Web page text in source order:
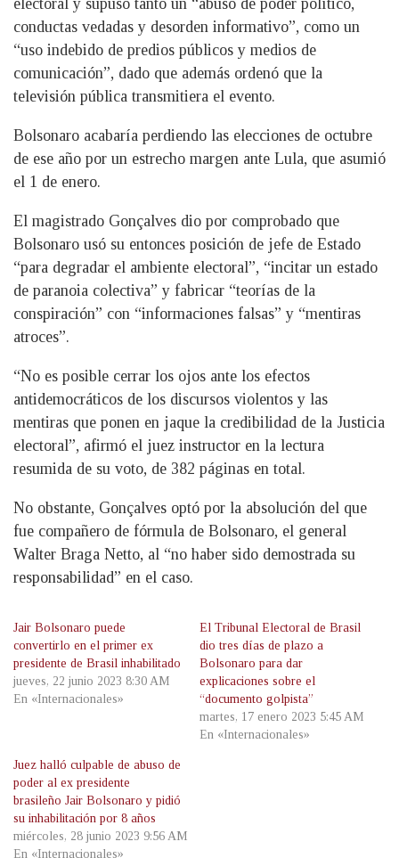
electoral y supuso tanto un “abuso de poder político,
conductas vedadas y desorden informativo”, como un
“uso indebido de predios públicos y medios de
comunicación”, dado que además ordenó que la
televisión pública transmitiera el evento.
Bolsonaro acabaría perdiendo las elecciones de octubre
de ese año por un estrecho margen ante Lula, que asumió
el 1 de enero.
El magistrado Gonçalves dio por comprobado que
Bolsonaro usó su entonces posición de jefe de Estado
“para degradar el ambiente electoral”, “incitar un estado
de paranoia colectiva” y fabricar “teorías de la
conspiración” con “informaciones falsas” y “mentiras
atroces”.
“No es posible cerrar los ojos ante los efectos
antidemocráticos de los discursos violentos y las
mentiras que ponen en jaque la credibilidad de la Justicia
electoral”, afirmó el juez instructor en la lectura
resumida de su voto, de 382 páginas en total.
No obstante, Gonçalves optó por la absolución del que
fue compañero de fórmula de Bolsonaro, el general
Walter Braga Netto, al “no haber sido demostrada su
responsabilidad” en el caso.
Jair Bolsonaro puede
convertirlo en el primer ex
presidente de Brasil inhabilitado
jueves, 22 junio 2023 8:30 AM
En «Internacionales»
El Tribunal Electoral de Brasil
dio tres días de plazo a
Bolsonaro para dar
explicaciones sobre el
“documento golpista”
martes, 17 enero 2023 5:45 AM
En «Internacionales»
Juez halló culpable de abuso de
poder al ex presidente
brasileño Jair Bolsonaro y pidió
su inhabilitación por 8 años
miércoles, 28 junio 2023 9:56 AM
En «Internacionales»